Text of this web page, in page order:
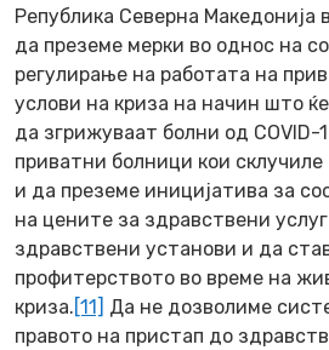
Република Северна Македонија
да преземе мерки во однос на
регулирање на работата на
услови на криза на начин што
да згрижуваат болни од COVID-
приватни болници кои
и да преземе иницијатива за
на цените за здравствени
здравствени установи и да
профитерството во време на
криза.[11] Да не дозволиме
правото на пристап до